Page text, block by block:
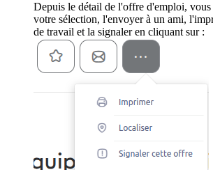
Depuis le détail de l'offre d'emploi,
votre sélection, l'envoyer à un ami,
de travail et la signaler en cliquant sur :